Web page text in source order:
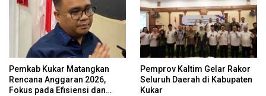
Pemkab Kukar Matangkan
Rencana Anggaran 2026,
Fokus pada Efisiensi dan
Pemprov Kaltim Gelar Rakor
Seluruh Daerah di Kabupaten
Kukar